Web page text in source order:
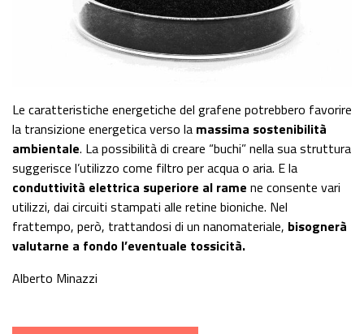
Le caratteristiche energetiche del grafene potrebbero favorire
la transizione energetica verso la massima sostenibilità
ambientale. La possibilità di creare “buchi” nella sua struttura
suggerisce l’utilizzo come filtro per acqua o aria. E la
conduttività elettrica superiore al rame ne consente vari
utilizzi, dai circuiti stampati alle retine bioniche. Nel
frattempo, però, trattandosi di un nanomateriale, bisognerà
valutarne a fondo l’eventuale tossicità.
Alberto Minazzi